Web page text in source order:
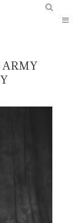
ARMY